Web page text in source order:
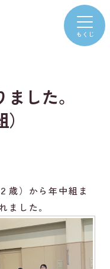
した。
歳）から年中組ま
ました。